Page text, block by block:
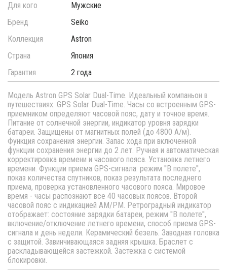
Для кого
Мужские
Бренд
Seiko
Коллекция
Astron
Страна
Япония
Гарантия
2 года
Модель Astron GPS Solar Dual-Time. Идеальный компаньон в
путешествиях. GPS Solar Dual-Time. Часы со встроенным GPS-
приемником определяют часовой пояс, дату и точное время.
Питание от солнечной энергии, индикатор уровня зарядки
батареи. Защищены от магнитных полей (до 4800 А/м).
Функция сохранения энергии. Запас хода при включенной
функции сохранения энергии до 2 лет. Ручная и автоматическая
корректировка времени и часового пояса. Установка летнего
времени. Функции приема GPS-сигнала: режим ''В полете'',
показ количества спутников, показ результата последнего
приема, проверка установленного часового пояса. Мировое
время - часы распознают все 40 часовых поясов. Второй
часовой пояс с индикацией AM/PM. Ретроградный индикатор
отображает: состояние зарядки батареи, режим ''В полете'',
включение/отключение летнего времени, способ приема GPS-
сигнала и день недели. Керамический безель. Заводная головка
с защитой. Завинчивающаяся задняя крышка. Браслет с
раскладывающейся застежкой. Застежка с системой
блокировки.